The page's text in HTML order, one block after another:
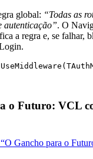
global: “Todas as
autenticação”. O
a regra e, se falhar,
o Futuro: VCL
Gancho para o